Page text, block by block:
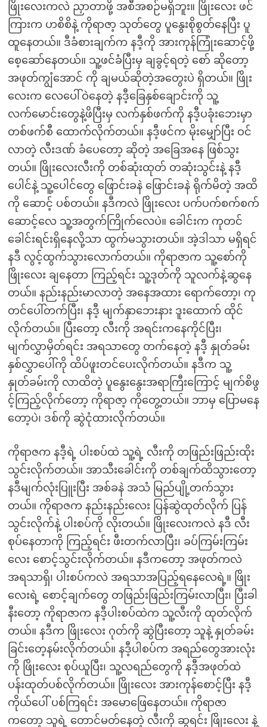
ဖြိုးလေးကလဲ ညှာတာဖို့ အစီအစဉ်မရှိဘူး။ ဖြိုးလေး ဖင်
ကြားက ဟစိစိနဲ့ ကိုရာဇာ့ သုတ်တွေ ပူနွေးစိုစွတ်နေပြီး ပူ
ထူနေတယ်။ ဒီခံစားချက်က နဒီ့ကို အားကုန်ကြုံးဆောင့်ဖို့
စေ့ဆော်နေတယ်။ သူ့ဖင်ခံပြီးမှ ချခွင့်ရတဲ့ စော် ဆိုတော့
အဖုတ်ကျွံအောင် ကို ချမယ်ဆိုတဲ့အတွေးပဲ ရှိတယ်။ ဖြိုး
လေးက လေပေါ်ဝဲနေတဲ့ နဒီ့ခြေနှစ်ချောင်းကို သူ့
လက်မောင်းတွေနဲ့ဖိပြီးမှ လက်နှစ်ဖက်ကို နဒီ့ပခုံးဘေးမှာ
တစ်ဖက်စီ ထောက်လိုက်တယ်။ နဒီ့ဖင်က မိုးမျှော်ပြီး ဝင်
လာတဲ့ လီးဒဏ် ခံပေတော့ ဆိုတဲ့ အခြေအနေ ဖြစ်သွး
တယ်။ ဖြိုးလေးလီးကို တစ်ဆုံးထုတ် တဆုံးသွင်းနဲ့ နဒီ့
ပေါင်နဲ့ သူ့ပေါင်တွေ ဖြောင်းခနဲ ဖြောင်းခနဲ ရိုက်မိတဲ့ အထိ
ကို ဆောင့် ပစ်တယ်။ နဒီကလဲ ဖြိုးလေး ပက်ပက်စက်စက်
ဆောင့်လေ သူ့အတွက်ကြိုက်လေပဲ။ ခေါင်းက ကုတင်
ခေါင်းရင်းရှိနေလို့သာ ထွက်မသွားတယ်။ အဲ့ဒါသာ မရှိရင်
နဒီ လွင့်ထွက်သွားလောက်တယ်။ ကိုရာဇာက သူ့စော်ကို
ဖြိုးလေး ချနေတာ ကြည့်ရင်း သူ့ဒုတ်ကို သူလက်နဲ့ဆွနေ
တယ်။ နည်းနည်းမာလာတဲ့ အနေအထား ရောက်တော့၊ ကု
တင်ပေါ်တက်ပြီး၊ နဒီ့ မျက်နှာဘေးနား ဒူးထောက် ထိုင်
လိုက်တယ်။ ပြီးတော့ လီးကို အရင်းကနေကိုင်ပြီး၊
မျက်လွှာမှိတ်ရင်း အရသာတွေ တက်နေတဲ့ နဒီ့ နှုတ်ခမ်း
နှစ်လွှာပေါ်ကို ထိပ်ဖူးတင်ပေးလိုက်တယ်။ နဒီက သူ့
နှုတ်ခမ်းကို လာထိတဲ့ ပူနွေးနွေးအရာကြီးကြောင့် မျက်စိဖွ
င့်ကြည့်လိုက်တော့ ကိုရာဇာ့ ကိုတွေ့တယ်။ ဘာမှ ပြောမနေ
တော့ပဲ၊ ဒစ်ကို ဆွဲငုံထားလိုက်တယ်။
ကိုရာဇက နဒီ့ရဲ့ ပါးစပ်ထဲ သူ့ရဲ့ လီးကို တဖြည်းဖြည်းထိုး
သွင်းလိုက်တယ်။ အာသီးခေါင်းကို တစ်ချက်ထိသွားတော့
နဒီမျက်လုံးပြူးပြီး အစ်ခနဲ အသံ မြည်ပျို့တက်သွား
တယ်။ ကိုရာဇက နည်းနည်းလေး ပြန်ဆွဲထုတ်လိုက် ပြန်
သွင်းလိုက်နဲ့ ပါးစပ်ကို လိုးတယ်။ ဖြိုးလေးကလဲ နဒီ လီး
စုပ်နေတာကို ကြည့်ရင်း ဖီးတက်လာပြီး၊ ခပ်ကြမ်းကြမ်း
လေး စောင့်သွင်းလိုက်တယ်။ နဒီကတော့ အဖုတ်ကလဲ
အရသာရှိ၊ ပါးစပ်ကလဲ အရသာအပြည့်ရနေလေရဲ့။ ဖြိုး
လေးရဲ့ စောင့်ချက်တွေ တဖြည်းဖြည်းကြမ်းလာပြီး၊ ပြီးခါ
နီးတော့ ကိုရာဇာက နဒီ့ပါးစပ်ထဲက သူ့လီးကို ထုတ်လိုက်
တယ်။ နဒီက ဖြိုးလေး ဂုတ်ကို ဆွဲပြီးတော့ သူနဲ့ နှုတ်ခမ်း
ခြင်းတေ့နမ်းလိုက်တယ်။ နဒီ့ပါစပ်က အရည်တွေအားလုံး
ကို ဖြိုးလေး စုပ်ယူပြီး၊ သူ့လရည်တွေကို နဒီ့အဖုတ်ထဲ
ပန်းထုတ်ပစ်လိုက်တယ်။ ဖြိုးလေး အားကုန်စောင့်ပြီး နဒီ့
ကိုယ်ပေါ် ပစ်ကြရင်း အမောဖြေနေတယ်။ ကိုရာဇာ
ကတော့ သူရဲ့ တောင်မတ်နေတဲ့ လီးကို ဆွရင်း ဖြိုးလေး နဲ့